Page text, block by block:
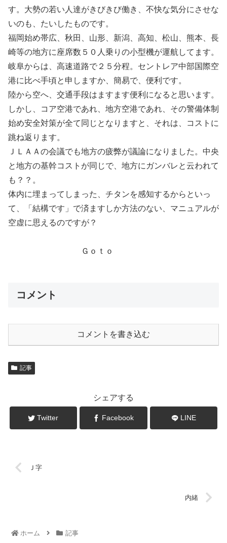
す。大勢の若い人達がきびきび働き、不快な気分にさせな
いのも、たいしたものです。
福岡始め帯広、秋田、山形、新潟、高知、松山、熊本、長
崎等の地方に座席数５０人乗りの小型機が運航してます。
岐阜からは、高速道路で２５分程。セントレア中部国際空
港に比べ手頃と申しますか、簡易で、便利です。
陸から空へ、交通手段はますます便利になると思います。
しかし、コア空港であれ、地方空港であれ、その警備体制
始め安全対策が全て同じとなりますと、それは、コストに
跳ね返ります。
ＪＬＡＡの会議でも地方の疲弊が議論になりました。中央
と地方の基幹コストが同じで、地方にガンバレと云われて
も？？。
体内に埋まってしまった、チタンを感知するからといっ
て、「結構です」で済ますしか方法のない、マニュアルが
空虚に思えるのですが？
Ｇｏｔｏ
コメント
コメントを書き込む
記事
シェアする
Twitter Facebook LINE
Ｊ字
内緒
ホーム 記事